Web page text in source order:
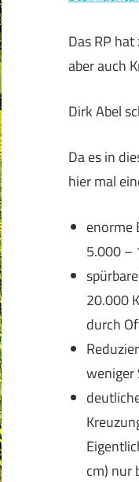
Das RP
aber auch
Dirk Abel
Da es in
hier mal
enorme
5.000 –
20.000
durch
weniger
cm) nur